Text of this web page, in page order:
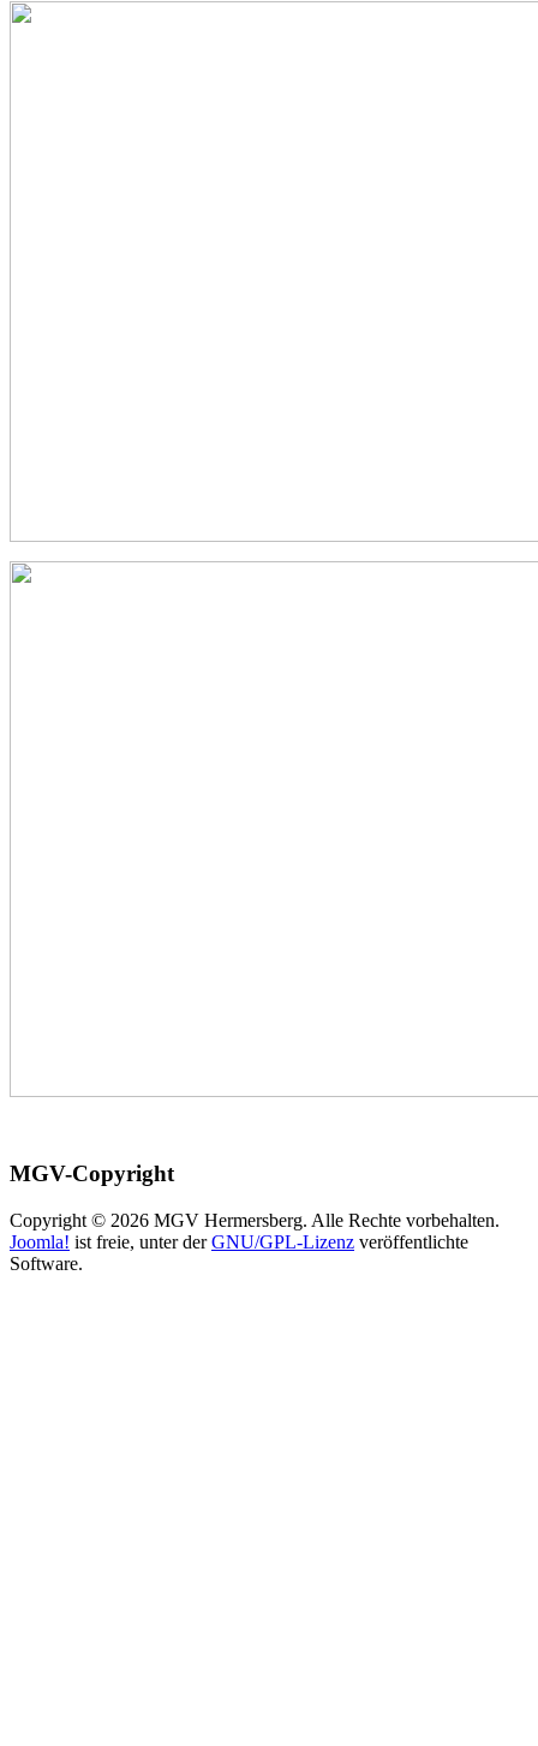
MGV-Copyright
Copyright © 2026 MGV Hermersberg. Alle Rechte vorbehalten.
Joomla! ist freie, unter derGNU/GPL-Lizenz veröffentlichte
Software.